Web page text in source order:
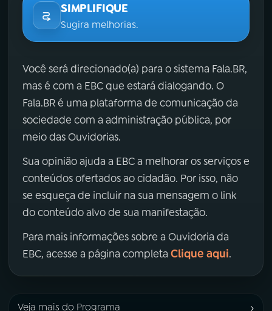
SIMPLIFIQUE
Sugira melhorias.
Você será direcionado(a) para o sistema Fala.BR,
mas é com a EBC que estará dialogando. O
Fala.BR é uma plataforma de comunicação da
sociedade com a administração pública, por
meio das Ouvidorias.
Sua opinião ajuda a EBC a melhorar os serviços e
conteúdos ofertados ao cidadão. Por isso, não
se esqueça de incluir na sua mensagem o link
do conteúdo alvo de sua manifestação.
Para mais informações sobre a Ouvidoria da
EBC, acesse a página completa Clique aqui.
Veja mais do Programa